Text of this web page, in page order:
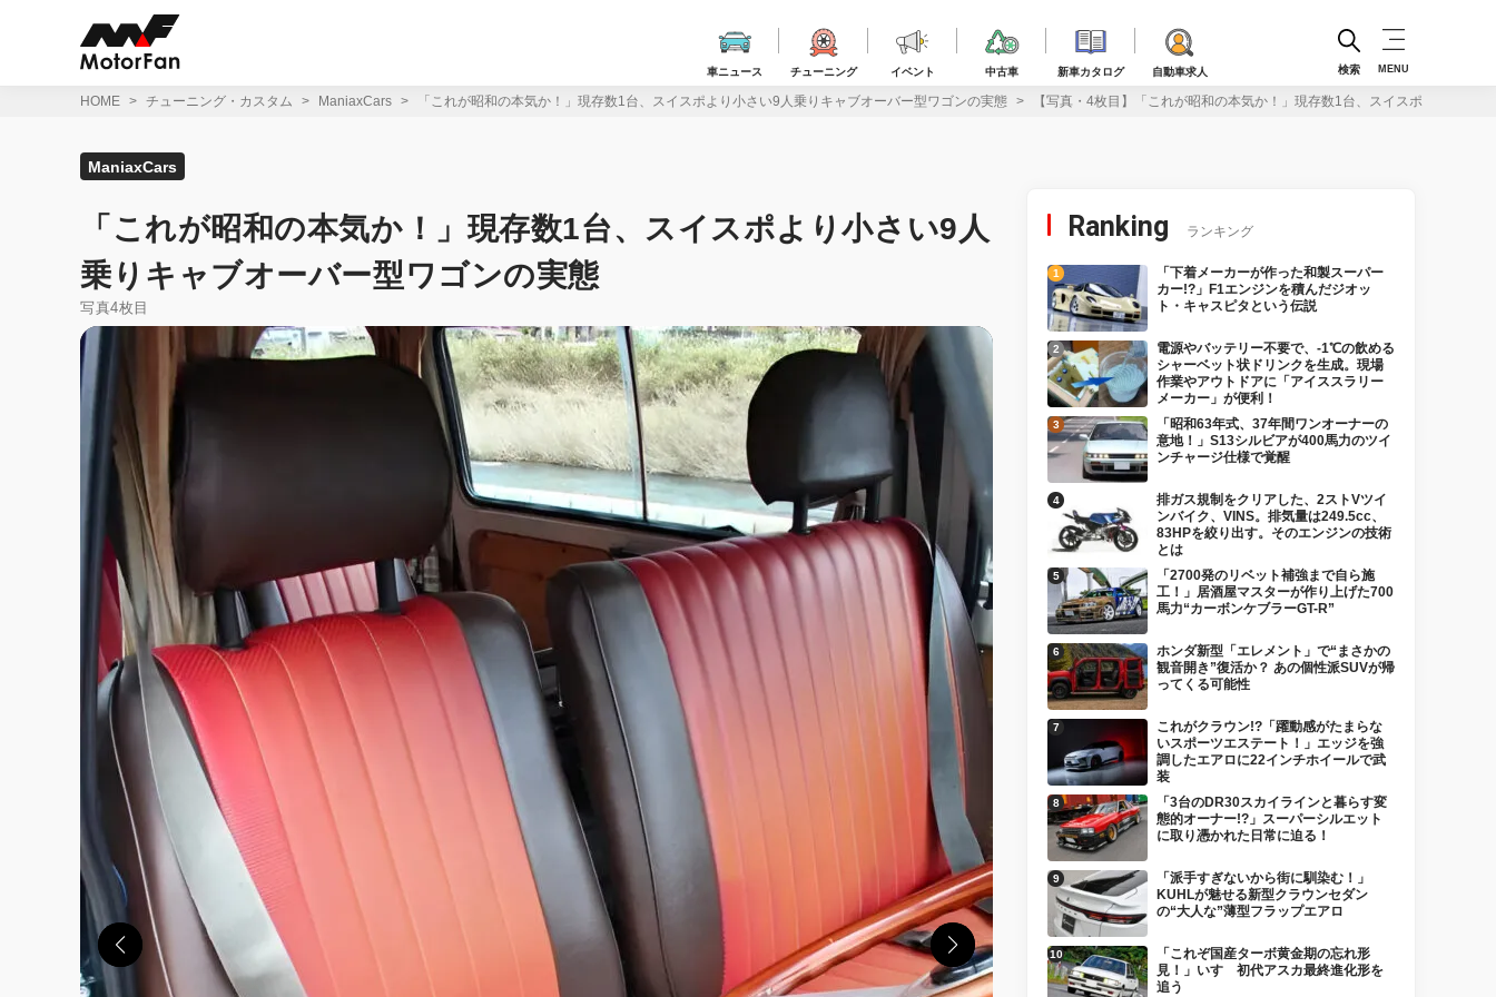
車ニュース チューニング イベント 中古車 新車カタログ 自動車求人 検索 MENU
HOME チューニング・カスタム ManiaxCars 「これが昭和の本気か！」現存数1台、スイスポより小さい9人乗りキャブオーバー型ワゴンの実態 【写真・4枚目】「これが昭和の本気か！」現存数1台、スイスポより小さ
ManiaxCars
「これが昭和の本気か！」現存数1台、スイスポより小さい9人
乗りキャブオーバー型ワゴンの実態
写真4枚目
Ranking ランキング
「下着メーカーが作った和製スーパー
カー!?」F1エンジンを積んだジオッ
ト・キャスピタという伝説
電源やバッテリー不要で、-1℃の飲める
シャーベット状ドリンクを生成。現場
作業やアウトドアに「アイススラリー
メーカー」が便利！
「昭和63年式、37年間ワンオーナーの
意地！」S13シルビアが400馬力のツイ
ンチャージ仕様で覚醒
排ガス規制をクリアした、2ストVツイ
ンバイク、VINS。排気量は249.5cc、
83HPを絞り出す。そのエンジンの技術
とは
「2700発のリベット補強まで自ら施
工！」居酒屋マスターが作り上げた700
馬力“カーボンケブラーGT-R”
ホンダ新型「エレメント」で“まさかの
観音開き”復活か？ あの個性派SUVが帰
ってくる可能性
これがクラウン!?「躍動感がたまらな
いスポーツエステート！」エッジを強
調したエアロに22インチホイールで武
装
「3台のDR30スカイラインと暮らす変
態的オーナー!?」スーパーシルエット
に取り憑かれた日常に迫る！
「派手すぎないから街に馴染む！」
KUHLが魅せる新型クラウンセダン
の“大人な”薄型フラップエアロ
「これぞ国産ターボ黄金期の忘れ形
見！」いすゞ初代アスカ最終進化形を
追う